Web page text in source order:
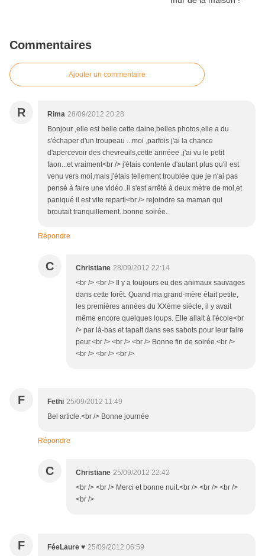
Commentaires
Ajouter un commentaire
R Rima 28/09/2012 20:28
Bonjour ,elle est belle cette daine,belles photos,elle a du
s'échaper d'un troupeau ...moi ,parfois j'ai la chance
d'apercevoir des chevreuils,cette annéee ,j'ai vu le petit
faon...et vraiment<br /> j'étais contente d'autant plus qu'il est
venu vers moi,mais j'étais tellement troublée que je n'ai pas
pensé à faire une vidéo..il s'est arrêté à deux mètre de moi,et
paniqué il est vite reparti<br /> rejoindre sa maman qui
broutait tranquillement..bonne soirée.
Répondre
C Christiane 28/09/2012 22:14
<br /> <br /> Il y a toujours eu des animaux sauvages
dans cette forêt. Quand ma grand-mère était petite,
les premières années du XXème siècle, il y avait
même encore quelques loups. Elle allait à l'école<br
/> par là-bas et tapait dans ses sabots pour leur faire
peur.<br /> <br /> <br /> Bonne fin de soirée.<br />
<br /> <br /> <br />
F Fethi 25/09/2012 11:49
Bel article.<br /> Bonne journée
Répondre
C Christiane 25/09/2012 22:42
<br /> <br /> Merci et bonne nuit.<br /> <br /> <br />
<br />
F FéeLaure ♥ 25/09/2012 06:59